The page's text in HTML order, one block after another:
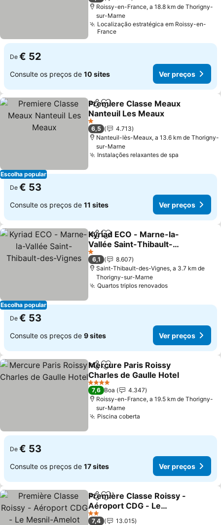
Roissy-en-France, a 18.8 km de Thorigny-
sur-Marne
Localização estratégica em Roissy-en-
France
De € 52
Consulte os preços de 10 sites Ver preços
Escolha popular
PartilharAdicionar aos favoritos
Premiere Classe Meaux
Nanteuil Les Meaux
Ver preços
1 Estrelas
6,5
4.713
Nanteuil-lès-Meaux, a 13.6 km de Thorigny-
sur-Marne
Instalações relaxantes de spa
De € 53
Consulte os preços de 11 sites Ver preços
Escolha popular
PartilharAdicionar aos favoritos
Kyriad ECO - Marne-la-
Vallée Saint-Thibault-
des-Vignes
Ver preços
1 Estrelas
6,1
8.607
Saint-Thibault-des-Vignes, a 3.7 km de
Thorigny-sur-Marne
Quartos triplos renovadosVer preços
De € 53
Consulte os preços de 9 sites Ver preços
PartilharAdicionar aos favoritos
Mercure Paris Roissy
Charles de Gaulle Hotel
Ver preços
4 Estrelas
7,6 Boa
4.347
Roissy-en-France, a 19.5 km de Thorigny-
sur-Marne
Piscina coberta
De € 53
Consulte os preços de 17 sites Ver preços
PartilharAdicionar aos favoritos
Première Classe Roissy -
Aéroport CDG - Le
Mesnil-Amelot
Ver preços
2 Estrelas
7,4
13.015